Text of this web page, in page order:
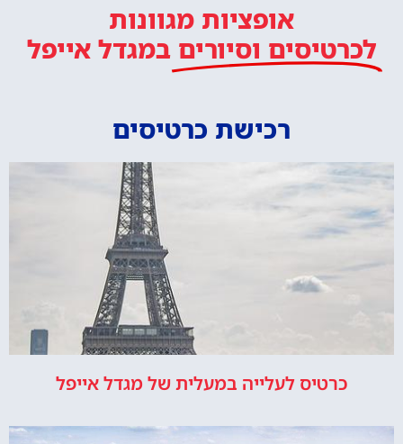
אופציות מגוונות
לכרטיסים וסיורים במגדל אייפל
רכישת כרטיסים
כרטיס לעלייה במעלית של מגדל אייפל